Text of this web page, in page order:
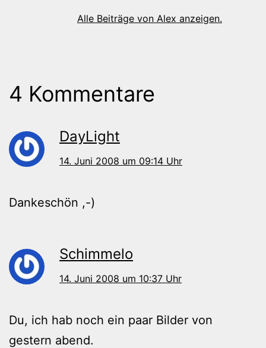
Alle Beiträge von Alex anzeigen.
4 Kommentare
DayLight
14. Juni 2008 um 09:14 Uhr
Dankeschön ,-)
Schimmelo
14. Juni 2008 um 10:37 Uhr
Du, ich hab noch ein paar Bilder von
gestern abend.